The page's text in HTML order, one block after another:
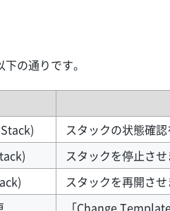
の通りです。
スタックの状態確認
スタックを停止させ
スタックを再開させ
「Change